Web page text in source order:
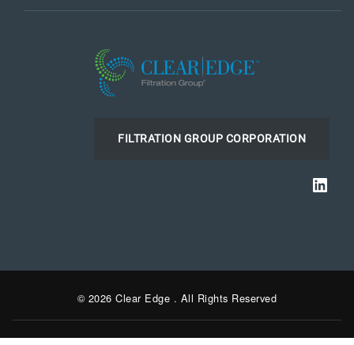
FILTRATION GROUP CORPORATION
© 2026 Clear Edge . All Rights Reserved